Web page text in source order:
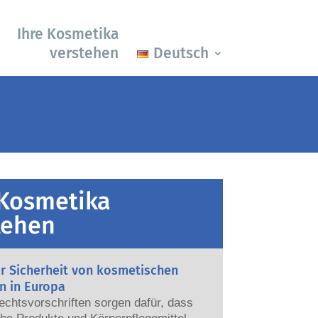
Ihre Kosmetika
verstehen
Deutsch
Sicherheit von kosmetischen
in Europa
sorgen dafür, dass